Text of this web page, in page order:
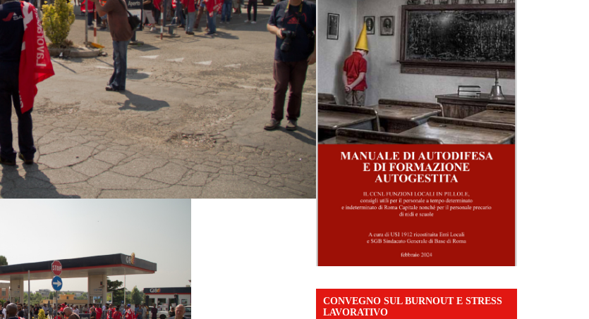
CONVEGNO SUL BURNOUT E STRESS
LAVORATIVO